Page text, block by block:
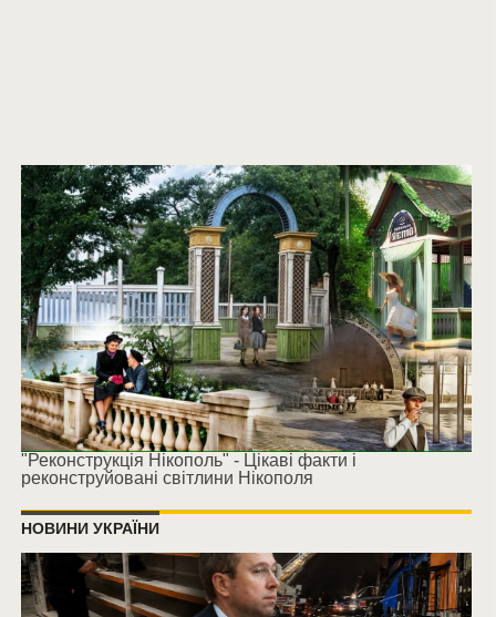
"Реконструкція Нікополь" - Цікаві факти і
реконструйовані світлини Нікополя
НОВИНИ УКРАЇНИ